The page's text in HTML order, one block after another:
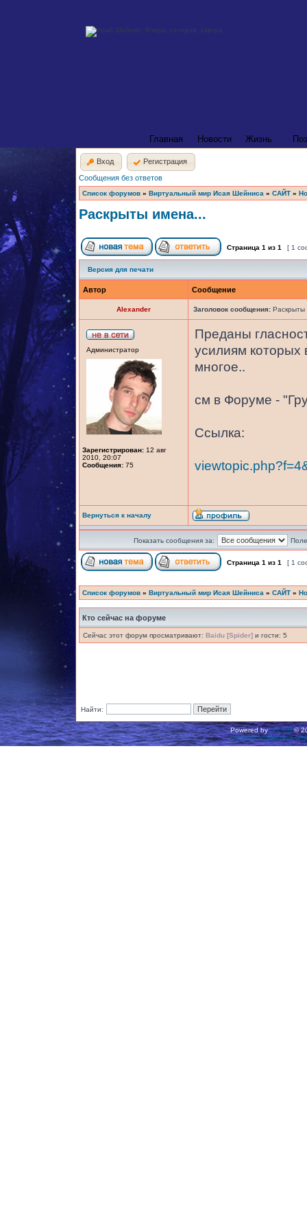
Главная Новости Жизнь
Вход
Регистрация
Сообщения без ответов
Список форумов » Виртуальный мир Исая Шейниса » САЙТ »
Раскрыты имена...
Страница 1 из 1 [ 1
Версия для печати
Автор Сообщение
Alexander Заголовок сообщения:
Администратор
Зарегистрирован: 12 авг
2010, 20:07
Сообщения: 75
Преданы
усилиям
многое..
см в Форуме -
Ссылка:
Вернуться к началу
Показать сообщения за:
Страница 1 из 1 [ 1
Список форумов » Виртуальный мир Исая Шейниса » САЙТ »
Кто сейчас на форуме
Сейчас этот форум просматривают: Baidu [Spider] и гости: 5
Найти:
Powered byphpBB©
Русская поддержка